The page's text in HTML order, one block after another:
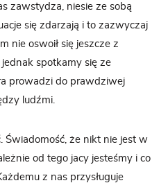
zawstydza, niesie ze sobą
się zdarzają i to zazwyczaj
nie oswoił się jeszcze z
spotkamy się ze
prowadzi do prawdziwej
ludźmi.
Świadomość, że nikt nie jest w
od tego jacy jesteśmy i co
z nas przysługuje